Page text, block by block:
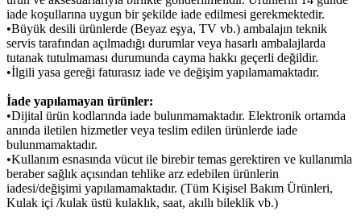
iade koşullarına uygun bir şekilde iade edilmesi gerekmektedir.
•Büyük desili ürünlerde (Beyaz eşya, TV vb.) ambalajın teknik
servis tarafından açılmadığı durumlar veya hasarlı ambalajlarda
tutanak tutulmaması durumunda cayma hakkı geçerli değildir.
•İlgili yasa gereği faturasız iade ve değişim yapılamamaktadır.
İade yapılamayan ürünler:
•Dijital ürün kodlarında iade bulunmamaktadır. Elektronik ortamda
anında iletilen hizmetler veya teslim edilen ürünlerde iade
bulunmamaktadır.
•Kullanım esnasında vücut ile birebir temas gerektiren ve kullanımla
beraber sağlık açısından tehlike arz edebilen ürünlerin
iadesi/değişimi yapılamamaktadır. (Tüm Kişisel Bakım Ürünleri,
Kulak içi /kulak üstü kulaklık, saat, akıllı bileklik vb.)